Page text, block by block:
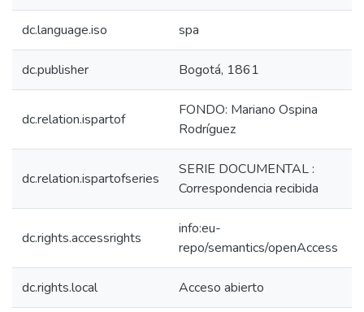
dc.language.iso spa
dc.publisher Bogotá, 1861
dc.relation.ispartof
FONDO: Mariano Ospina
Rodríguez
dc.relation.ispartofseries
SERIE DOCUMENTAL :
Correspondencia recibida
dc.rights.accessrights
info:eu-
repo/semantics/openAccess
dc.rights.local Acceso abierto